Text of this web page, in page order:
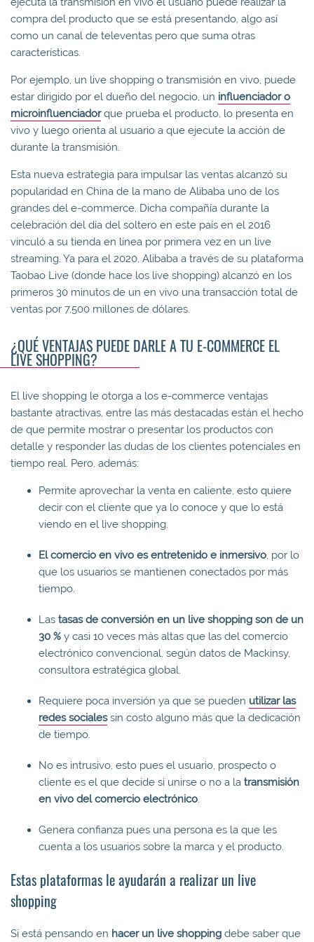
compra del producto que se está presentando, algo así
como un canal de televentas pero que suma otras
características.
Por ejemplo, un live shopping o transmisión en vivo, puede
estar dirigido por el dueño del negocio, un influenciador o
microinfluenciadorque prueba el producto, lo presenta en
vivo y luego orienta al usuario a que ejecute la acción de
durante la transmisión.
Esta nueva estrategia para impulsar las ventas alcanzó su
popularidad en China de la mano de Alibaba uno de los
grandes del e-commerce. Dicha compañía durante la
celebración del día del soltero en este país en el 2016
vinculó a su tienda en línea por primera vez en un live
streaming. Ya para el 2020, Alibaba a través de su plataforma
Taobao Live (donde hace los live shopping) alcanzó en los
primeros 30 minutos de un en vivo una transacción total de
ventas por 7.500 millones de dólares.
¿QUÉ VENTAJAS PUEDE DARLE A TU E-COMMERCE EL
LIVE SHOPPING?
El live shopping le otorga a los e-commerce ventajas
bastante atractivas, entre las más destacadas están el hecho
de que permite mostrar o presentar los productos con
detalle y responder las dudas de los clientes potenciales en
tiempo real. Pero, además:
Permite aprovechar la venta en caliente, esto quiere
decir con el cliente que ya lo conoce y que lo está
viendo en el live shopping.
El comercio en vivo es entretenido e inmersivo, por lo
que los usuarios se mantienen conectados por más
tiempo.
Las tasas de conversión en un live shopping son de un
30 % y casi 10 veces más altas que las del comercio
electrónico convencional, según datos de Mackinsy,
consultora estratégica global.
Requiere poca inversión ya que se pueden utilizar las
redes socialessin costo alguno más que la dedicación
de tiempo.
No es intrusivo, esto pues el usuario, prospecto o
cliente es el que decide si unirse o no a la transmisión
en vivo del comercio electrónico.
Genera confianza pues una persona es la que les
cuenta a los usuarios sobre la marca y el producto.
Estas plataformas le ayudarán a realizar un live
shopping
Si está pensando en hacer un live shopping debe saber que